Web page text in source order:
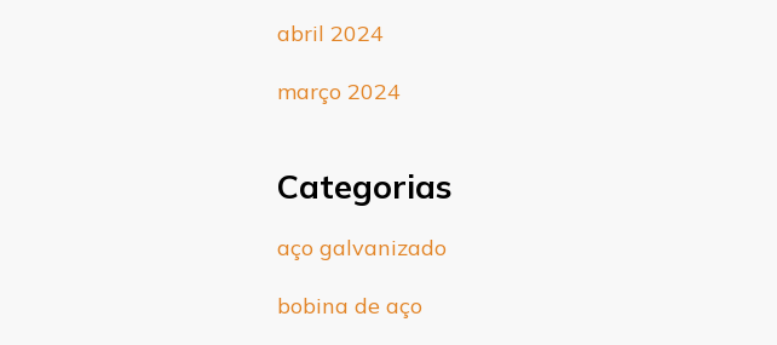
abril 2024
março 2024
Categorias
aço galvanizado
bobina de aço